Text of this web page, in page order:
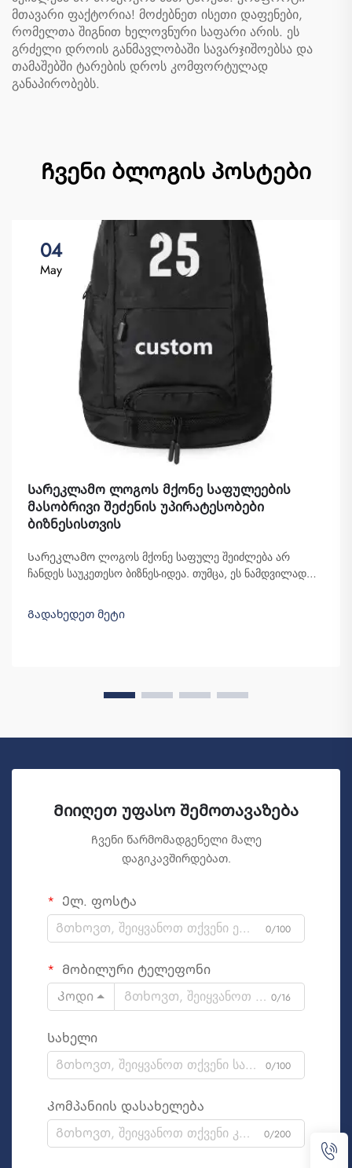
მთავარი ფაქტორია! მოძებნეთ ისეთი დაფენები,
რომელთა შიგნით ხელოვნური საფარი არის. ეს
გრძელი დროის განმავლობაში სავარჯიშოებსა და
თამაშებში ტარების დროს კომფორტულად
განაპირობებს.
Ჩვენი ბლოგის პოსტები
04
May
Სარეკლამო ლოგოს მქონე საფულეების
მასობრივი შეძენის უპირატესობები
ბიზნესისთვის
Სარეკლამო ლოგოს მქონე საფულე შეიძლება არ
ჩანდეს საუკეთესო ბიზნეს-იდეა. თუმცა, ეს ნამდვილად
Trading არის კომპანია, რომელიც ამ საფულეებს
მასობრივად იძენს და მათ ბრენდის ცნობილობის
Გადახედეთ მეტი
Მიიღეთ უფასო შემოთავაზება
Ჩვენი წარმომადგენელი მალე
დაგიკავშირდებათ.
Ელ. ფოსტა
0/100
Მობილური ტელეფონი
Კოდი
0/16
Სახელი
0/100
Კომპანიის დასახელება
0/200